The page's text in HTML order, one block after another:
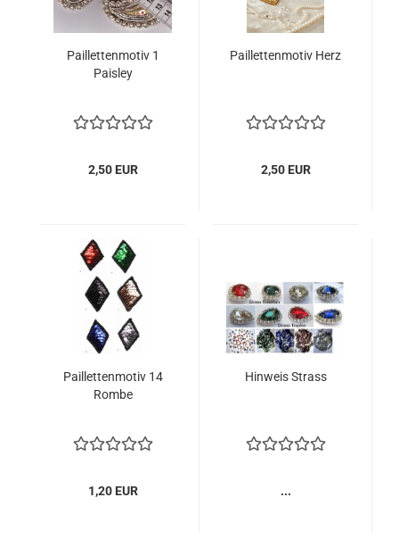
Paillettenmotiv 1
Paisley
2,50 EUR
Paillettenmotiv Herz
2,50 EUR
Paillettenmotiv 14
Rombe
1,20 EUR
Hinweis Strass
...